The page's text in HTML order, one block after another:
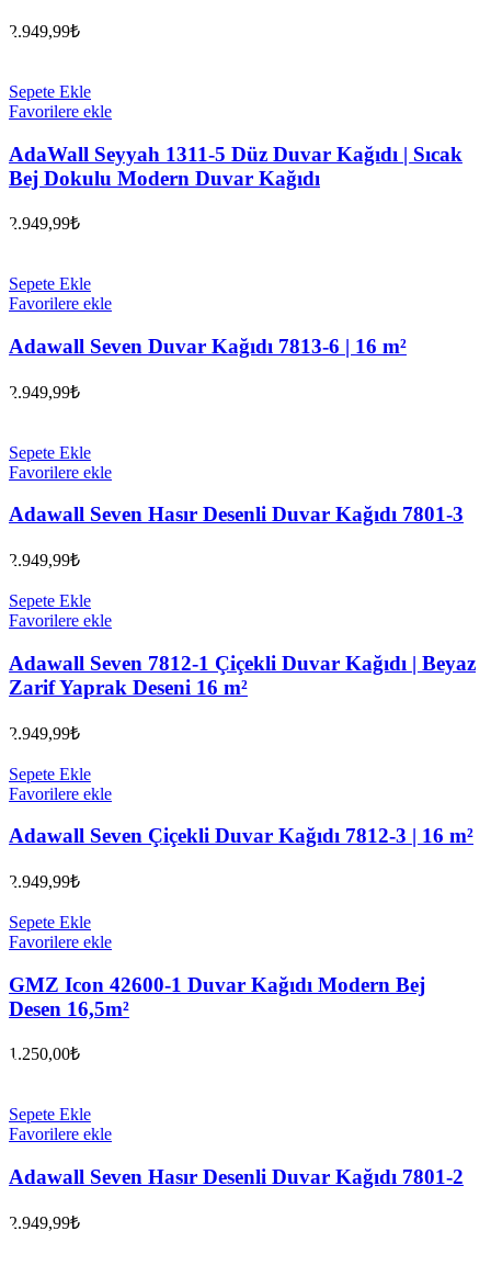
2.949,99₺
Sepete Ekle
Favorilere ekle
AdaWall Seyyah 1311-5 Düz Duvar Kağıdı | Sıcak
Bej Dokulu Modern Duvar Kağıdı
2.949,99₺
Sepete Ekle
Favorilere ekle
Adawall Seven Duvar Kağıdı 7813-6 | 16 m²
2.949,99₺
Sepete Ekle
Favorilere ekle
Adawall Seven Hasır Desenli Duvar Kağıdı 7801-3
2.949,99₺
Sepete Ekle
Favorilere ekle
Adawall Seven 7812-1 Çiçekli Duvar Kağıdı | Beyaz
Zarif Yaprak Deseni 16 m²
2.949,99₺
Sepete Ekle
Favorilere ekle
Adawall Seven Çiçekli Duvar Kağıdı 7812-3 | 16 m²
2.949,99₺
Sepete Ekle
Favorilere ekle
GMZ Icon 42600-1 Duvar Kağıdı Modern Bej
Desen 16,5m²
1.250,00₺
Sepete Ekle
Favorilere ekle
Adawall Seven Hasır Desenli Duvar Kağıdı 7801-2
2.949,99₺